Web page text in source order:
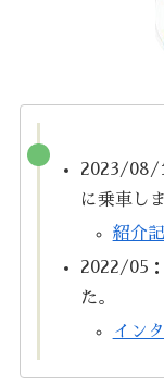
2023/08/
に乗車し
紹介
2022/05
た。
イン